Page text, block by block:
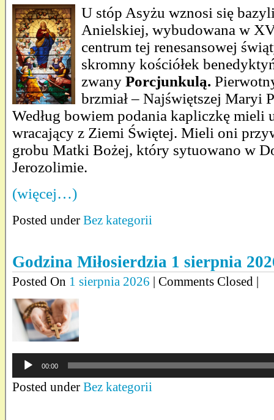
U stóp Asyżu wznosi się
Anielskiej, wybudowana w
centrum tej renesansowej
skromny kościółek
zwany Porcjunkulą.
brzmiał – Najświętszej Maryi
Według bowiem podania kapliczkę mieli
wracający z Ziemi Świętej. Mieli oni
grobu Matki Bożej, który sytuowano w
Jerozolimie.
(więcej…)
Posted under Bez kategorii
Godzina Miłosierdzia 1 sierpnia
Posted On 1 sierpnia 2026 | Comments Closed |
plików
dźwiękowych
00:00
Posted under Bez kategorii